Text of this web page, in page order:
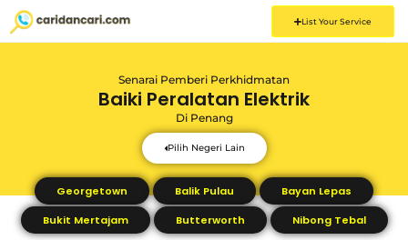
List Your Service
Senarai Pemberi Perkhidmatan
Baiki Peralatan Elektrik
Di Penang
Pilih Negeri Lain
Georgetown Balik Pulau
Bayan Lepas
Bukit Mertajam
Butterworth Nibong Tebal